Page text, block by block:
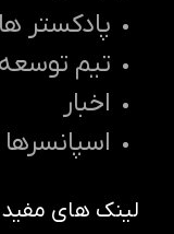
پادکستر ها
تیم توسعه
اخبار
اسپانسرها
لینک های مفید